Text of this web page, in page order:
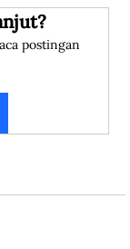
postingan